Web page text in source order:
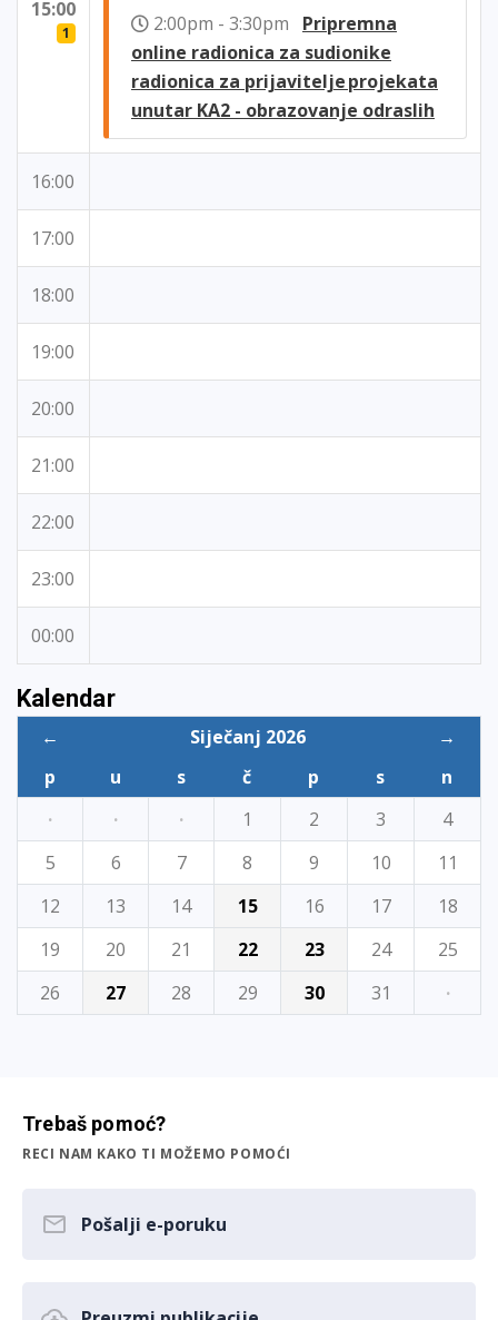
15:00
1 2:00pm - 3:30pm Pripremna
online radionica za sudionike
radionica za prijavitelje projekata
unutar KA2 - obrazovanje odraslih
16:00
17:00
18:00
19:00
20:00
21:00
22:00
23:00
00:00
Kalendar
← Siječanj 2026
→
p
u s č p s
n
·
· · 1 2 3
4
5
6 7 8 9 10
11
12
13 14 15 16 17
18
19
20 21 22 23 24
25
26
27 28 29 30 31 ·
Trebaš pomoć?
RECI NAM KAKO TI MOŽEMO POMOĆI
Pošalji e-poruku